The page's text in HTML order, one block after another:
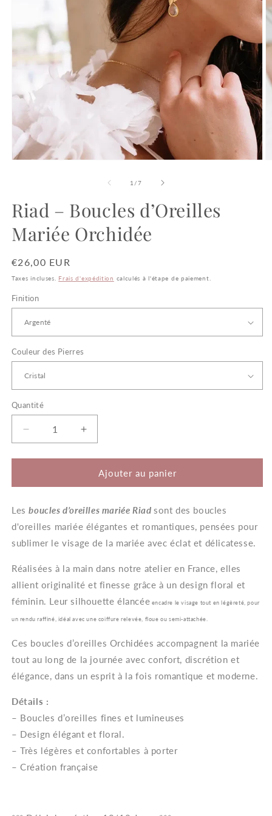
une
fenêtre
modale
1 /de
7
Riad – Boucles d’Oreilles
Mariée Orchidée
Prix
habituel
€26,00 EUR
Taxes incluses. Frais d'expédition calculés à l'étape de paiement.
Finition
Couleur des Pierres
Quantité
Quantité
Réduire
la
quantité
Riad
Boucles
d’Oreilles
Orchidée
Augmenter
la
quantité
Riad
Boucles
d’Oreilles
Orchidée
Ajouter au panier
Les boucles d’oreilles mariée Riadsont des boucles
d'oreilles mariée élégantes et romantiques, pensées pour
sublimer le visage de la mariée avec éclat et délicatesse.
Réalisées à la main dans notre atelier en France, elles
allient originalité et finesse grâce à un design floral et
féminin. Leur silhouette élancée encadre le visage tout en légèreté, pour
un rendu raffiné, idéal avec une coiffure relevée, floue ou semi-attachée.
Ces boucles d’oreilles Orchidées accompagnent la mariée
tout au long de la journée avec confort, discrétion et
élégance, dans un esprit à la fois romantique et moderne.
Détails :
– Boucles d’oreilles fines et lumineuses
– Design élégant et floral.
– Très légères et confortables à porter
– Création française